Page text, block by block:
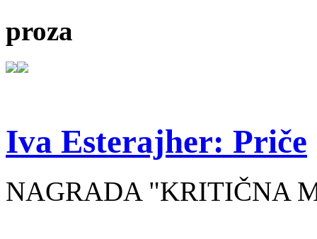
proza
Iva Esterajher: Priče
NAGRADA "KRITIČNA